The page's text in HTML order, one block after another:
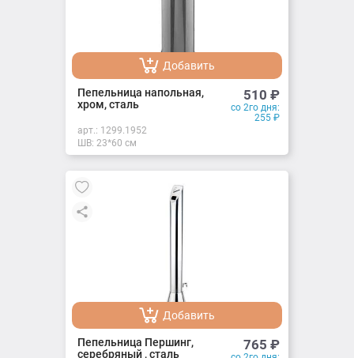
Добавить
Добавлено
Пепельница напольная,
хром, сталь
510 ₽
со 2го дня:
255 ₽
арт.: 1299.1952
ШВ: 23*60 см
Добавить
Добавлено
Пепельница Першинг,
серебряный , сталь
765 ₽